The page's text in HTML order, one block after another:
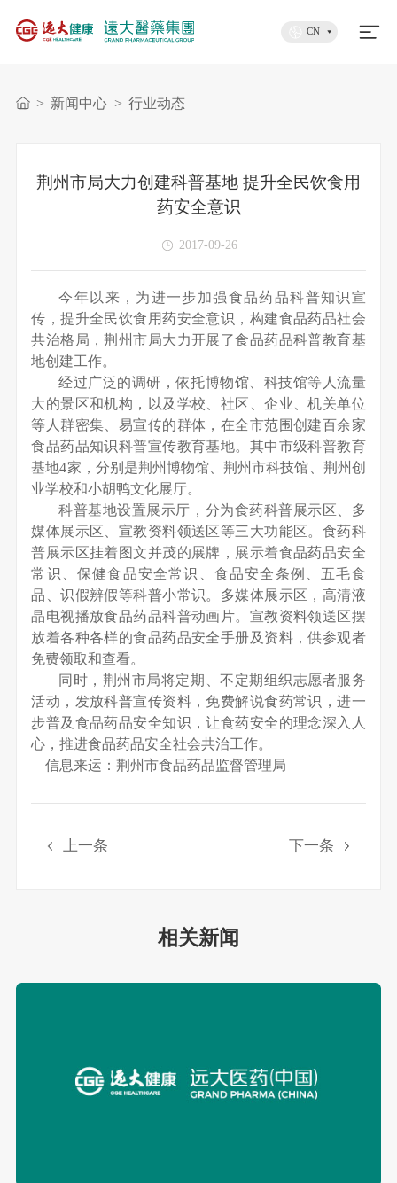
CN
> 新闻中心 > 行业动态
荆州市局大力创建科普基地 提升全民饮食用
药安全意识
2017-09-26
今年以来，为进一步加强食品药品科普知识宣
传，提升全民饮食用药安全意识，构建食品药品社会
共治格局，荆州市局大力开展了食品药品科普教育基
地创建工作。
经过广泛的调研，依托博物馆、科技馆等人流量
大的景区和机构，以及学校、社区、企业、机关单位
等人群密集、易宣传的群体，在全市范围创建百余家
食品药品知识科普宣传教育基地。其中市级科普教育
基地4家，分别是荆州博物馆、荆州市科技馆、荆州创
业学校和小胡鸭文化展厅。
科普基地设置展示厅，分为食药科普展示区、多
媒体展示区、宣教资料领送区等三大功能区。食药科
普展示区挂着图文并茂的展牌，展示着食品药品安全
常识、保健食品安全常识、食品安全条例、五毛食
品、识假辨假等科普小常识。多媒体展示区，高清液
晶电视播放食品药品科普动画片。宣教资料领送区摆
放着各种各样的食品药品安全手册及资料，供参观者
免费领取和查看。
同时，荆州市局将定期、不定期组织志愿者服务
活动，发放科普宣传资料，免费解说食药常识，进一
步普及食品药品安全知识，让食药安全的理念深入人
心，推进食品药品安全社会共治工作。
信息来运：荆州市食品药品监督管理局
上一条 下一条
相关新闻